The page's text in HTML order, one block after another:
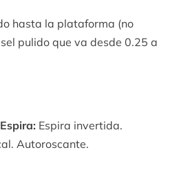
hasta la plataforma (no
pulido que va desde 0.25 a
Espira invertida.
Autoroscante.